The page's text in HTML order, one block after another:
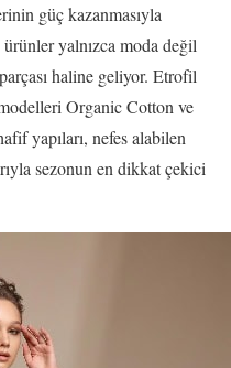
güç kazanmasıyla
yalnızca moda değil
haline geliyor. Etrofil
Organic Cotton ve
yapıları, nefes alabilen
sezonun en dikkat çekici